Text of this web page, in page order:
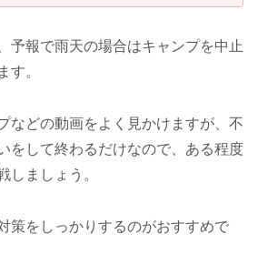
予報で雨天の場合はキャンプを中止
す。
などの動画をよく見かけますが、不
をして終わるだけなので、ある程度
しましょう。
策をしっかりするのがおすすめで